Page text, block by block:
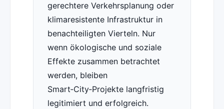
gerechtere Verkehrsplanung oder
klimaresistente Infrastruktur in
benachteiligten Vierteln. Nur
wenn ökologische und soziale
Effekte zusammen betrachtet
werden, bleiben
Smart‑City‑Projekte langfristig
legitimiert und erfolgreich.